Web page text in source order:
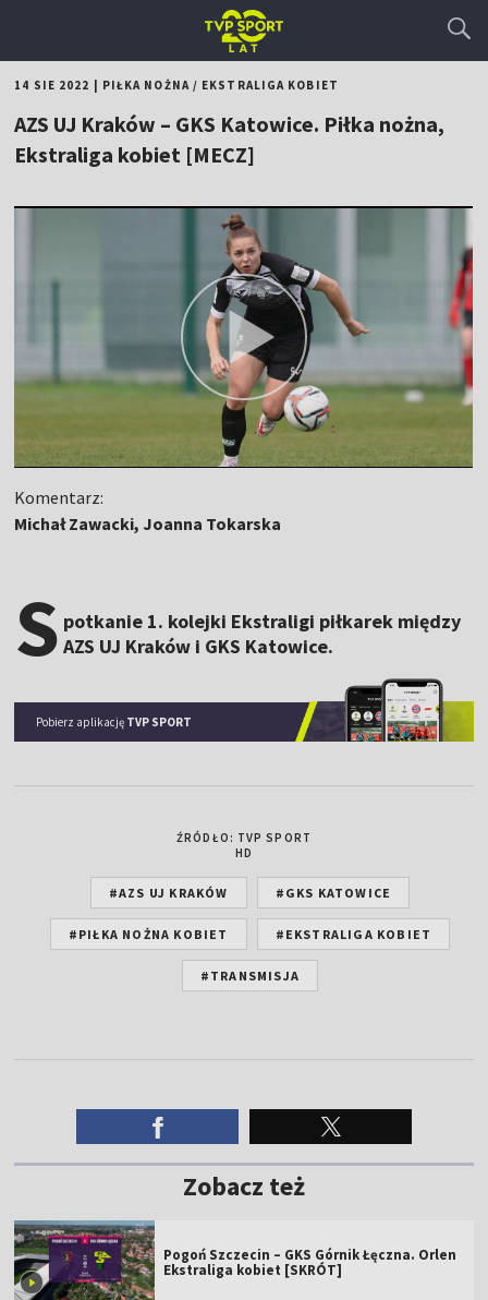
14 SIE 2022 PIŁKA NOŻNA/ EKSTRALIGA KOBIET
AZS UJ Kraków – GKS Katowice. Piłka nożna,
Ekstraliga kobiet [MECZ]
Komentarz:
Michał Zawacki, Joanna Tokarska
S potkanie 1. kolejki Ekstraligi piłkarek między
AZS UJ Kraków i GKS Katowice.
Pobierz aplikację TVP SPORT
ŹRÓDŁO: TVP SPORT
HD
#AZS UJ KRAKÓW #GKS KATOWICE
#PIŁKA NOŻNA KOBIET #EKSTRALIGA KOBIET
#TRANSMISJA
Zobacz też
Pogoń Szczecin – GKS Górnik Łęczna. Orlen
Ekstraliga kobiet [SKRÓT]